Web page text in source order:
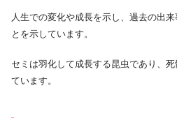
人生での変化や成長を示し、過去の出
とを示しています。
セミは羽化して成長する昆虫であり、
ています。